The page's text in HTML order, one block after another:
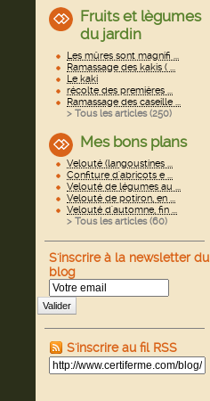
Fruits et lègumes
du jardin
Les mûres sont magnifi ...
Ramassage des kakis ( ...
Le kaki
récolte des premières ...
Ramassage des caseille ...
> Tous les articles (250)
Mes bons plans
Velouté (langoustines ...
Confiture d'abricots e ...
Velouté de légumes au ...
Velouté de potiron, en ...
Velouté d'automne, fin ...
> Tous les articles (60)
S'inscrire à la newsletter du
blog
Valider
S'inscrire au fil RSS